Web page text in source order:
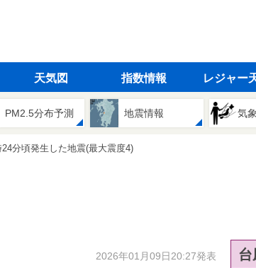
天気図 指数情報 レジャー
PM2.5分布予測 地震情報 気
24分頃発生した地震(最大震度4)
2026年01月09日20:27発表